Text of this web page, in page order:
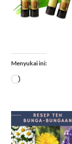
Menyukai ini:
Memuat...